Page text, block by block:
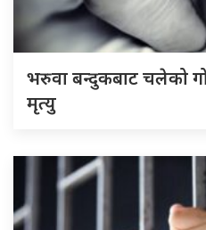
भरुवा बन्दुकबाट चलेको
मृत्यु